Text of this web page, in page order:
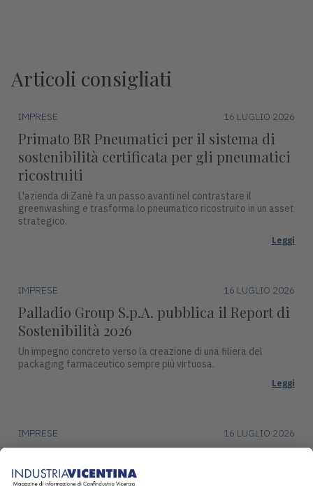
Articoli consigliati
IMPRESE 16 LUGLIO 2026
Primato BR Pneumatici per il sistema di
sostenibilità certificata per gli pneumatici
ricostruiti
L'azienda di Zanè fa un passo avanti nel contrastare il
greenwashing e trasforma lo pneumatico ricostruito in un asset
strategico.
Leggi
IMPRESE 16 LUGLIO 2026
Palladio Group S.p.A. pubblica il Report di
Sostenibilità 2026
Un impegno concreto verso la creazione di una filiera del
packaging farmaceutico sempre più virtuosa.
Leggi
IMPRESE 16 LUGLIO 2026
dentistico del futuro